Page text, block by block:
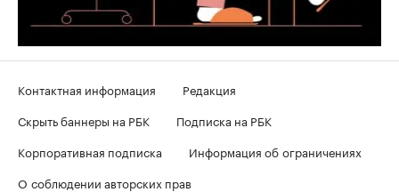
Контактная информация
Редакция
Скрыть баннеры на РБК
Подписка на РБК
Корпоративная подписка
Информация об ограничениях
О соблюдении авторских прав